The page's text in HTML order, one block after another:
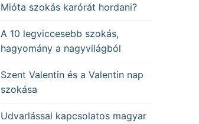
Mióta szokás karórát hordani?
A 10 legviccesebb szokás,
hagyomány a nagyvilágból
Szent Valentin és a Valentin nap
szokása
Udvarlással kapcsolatos magyar